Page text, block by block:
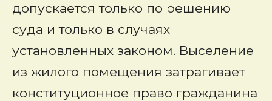
допускается только по решению
суда и только в случаях
установленных законом. Выселение
из жилого помещения затрагивает
конституционное право гражданина